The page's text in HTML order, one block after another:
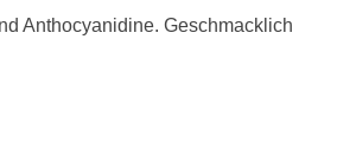
Anthocyanidine. Geschmacklich